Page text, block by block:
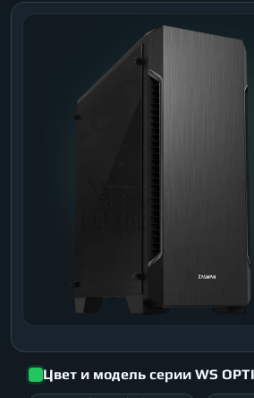
Цвет и модель серии WS